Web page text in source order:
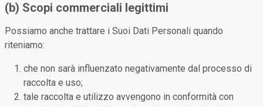
(b) Scopi commerciali legittimi
Possiamo anche trattare i Suoi Dati Personali quando
riteniamo:
che non sarà influenzato negativamente dal processo di
raccolta e uso;
tale raccolta e utilizzo avvengono in conformità con